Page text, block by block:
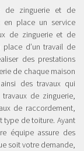
de zinguerie et de
en place un service
de zinguerie et de
d’un travail de
des prestations
de chaque maison
des travaux qui
de zinguerie,
de raccordement,
type de toiture. Ayant
équipe assure des
soit votre demande,